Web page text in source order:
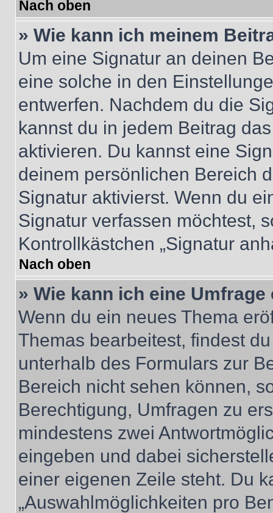
Nach oben
» Wie kann ich meinem
Um eine Signatur an deinen
eine solche in den
entwerfen. Nachdem du die
kannst du in jedem Beitrag
aktivieren. Du kannst eine
deinem persönlichen Bereich
Signatur aktivierst. Wenn du
Signatur verfassen möchtest,
Kontrollkästchen „Signatur
Nach oben
» Wie kann ich eine
Wenn du ein neues Thema
Themas bearbeitest, findest
unterhalb des Formulars zur
Bereich nicht sehen können,
Berechtigung, Umfragen zu
mindestens zwei
eingeben und dabei
einer eigenen Zeile steht. Du
„Auswahlmöglichkeiten pro